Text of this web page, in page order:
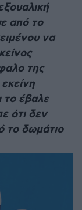
από το
να
της
το έβαλε
ότι δεν
το δωμάτιο